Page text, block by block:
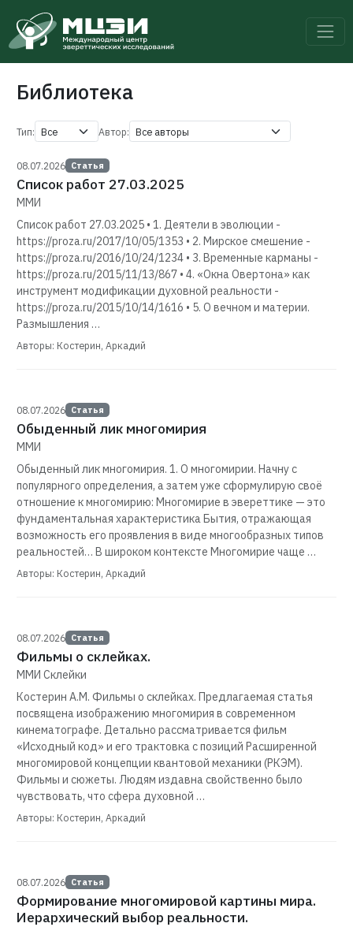
Библиотека
Тип: Автор:
08.07.2026 Статья
Список работ 27.03.2025
ММИ
Список работ 27.03.2025 • 1. Деятели в эволюции -
https://proza.ru/2017/10/05/1353 • 2. Мирское смешение -
https://proza.ru/2016/10/24/1234 • 3. Временные карманы -
https://proza.ru/2015/11/13/867 • 4. «Окна Овертона» как
инструмент модификации духовной реальности -
https://proza.ru/2015/10/14/1616 • 5. О вечном и материи.
Размышления …
Авторы: Костерин, Аркадий
08.07.2026 Статья
Обыденный лик многомирия
ММИ
Обыденный лик многомирия. 1. О многомирии. Начну с
популярного определения, а затем уже сформулирую своё
отношение к многомирию: Многомирие в эвереттике — это
фундаментальная характеристика Бытия, отражающая
возможность его проявления в виде многообразных типов
реальностей… В широком контексте Многомирие чаще …
Авторы: Костерин, Аркадий
08.07.2026 Статья
Фильмы о склейках.
ММИ Склейки
Костерин А.М. Фильмы о склейках. Предлагаемая статья
посвящена изображению многомирия в современном
кинематографе. Детально рассматривается фильм
«Исходный код» и его трактовка с позиций Расширенной
многомировой концепции квантовой механики (РКЭМ).
Фильмы и сюжеты. Людям издавна свойственно было
чувствовать, что сфера духовной …
Авторы: Костерин, Аркадий
08.07.2026 Статья
Формирование многомировой картины мира.
Иерархический выбор реальности.